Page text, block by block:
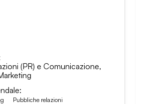
(PR) e Comunicazione,
:
Pubbliche relazioni